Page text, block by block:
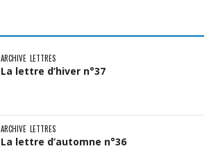
ARCHIVE LETTRES
La lettre d’hiver n°37
ARCHIVE LETTRES
La lettre d’automne n°36